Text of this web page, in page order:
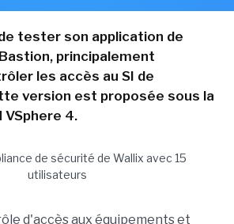
tester son application de
principalement
les accès au SI de
version est proposée sous la
VSphere 4.
d'accès aux équipements et